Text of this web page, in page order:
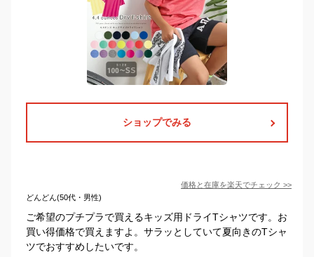
ショップでみる
価格と在庫を楽天でチェック >>
どんどん(50代・男性)
ご希望のプチプラで買えるキッズ用ドライTシャツです。お
買い得価格で買えますよ。サラッとしていて夏向きのTシャ
ツでおすすめしたいです。